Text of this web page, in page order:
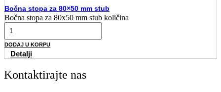
Bočna stopa za 80×50 mm stub
Bočna stopa za 80x50 mm stub količina
DODAJ U KORPU
Detalji
Kontaktirajte nas